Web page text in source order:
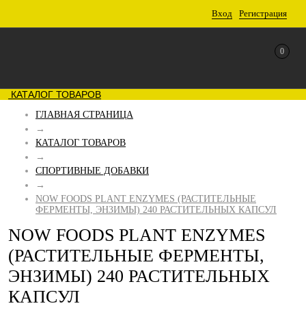
Вход Регистрация
0
КАТАЛОГ ТОВАРОВ
ГЛАВНАЯ СТРАНИЦА
→
КАТАЛОГ ТОВАРОВ
→
СПОРТИВНЫЕ ДОБАВКИ
→
NOW FOODS PLANT ENZYMES (РАСТИТЕЛЬНЫЕ
ФЕРМЕНТЫ, ЭНЗИМЫ) 240 РАСТИТЕЛЬНЫХ КАПСУЛ
NOW FOODS PLANT ENZYMES
(РАСТИТЕЛЬНЫЕ ФЕРМЕНТЫ,
ЭНЗИМЫ) 240 РАСТИТЕЛЬНЫХ
КАПСУЛ